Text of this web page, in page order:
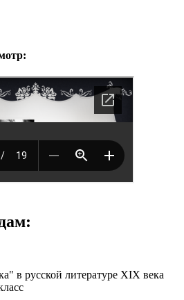
в русской литературе XIX века